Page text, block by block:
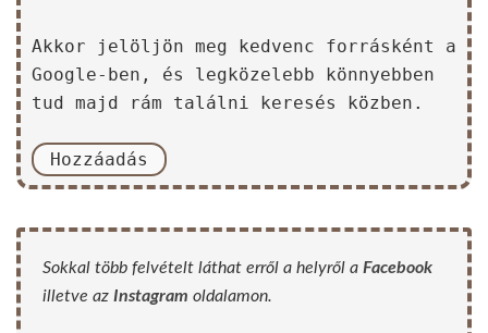
Akkor jelöljön meg kedvenc forrásként a
Google-ben, és legközelebb könnyebben
tud majd rám találni keresés közben.
Hozzáadás
Sokkal több felvételt láthat erről a helyről a Facebook
illetve az Instagram oldalamon.